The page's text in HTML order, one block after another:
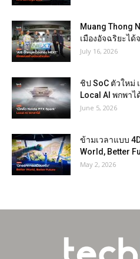
Muang Thong
เมืองอัจฉริยะได้
July 16, 2026
ชิป SoC ตัวใหม่
Local AI พกพาไ
June 5, 2026
ข้ามเวลาแบบ
World, Better
May 2, 2026